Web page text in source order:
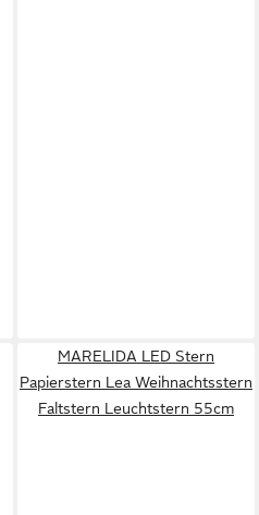
MARELIDA LED Stern
Papierstern Lea Weihnachtsstern
Faltstern Leuchtstern 55cm